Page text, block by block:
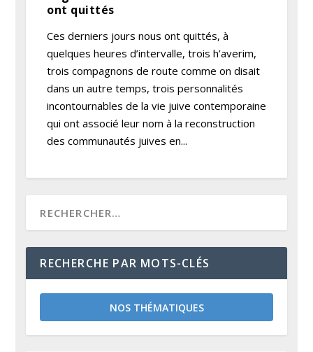
ont quittés
Ces derniers jours nous ont quittés, à
quelques heures d’intervalle, trois h’averim,
trois compagnons de route comme on disait
dans un autre temps, trois personnalités
incontournables de la vie juive contemporaine
qui ont associé leur nom à la reconstruction
des communautés juives en...
RECHERCHE PAR MOTS-CLÉS
NOS THÉMATIQUES